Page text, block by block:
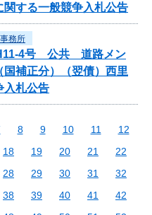
する一般競争入札公告
務所
4号 公共 道路メン
補正分）（翌債）西里
入札公告
8 9 10 11
12
18 19 20 21
22
28 29 30 31
32
38 39 40 41
42